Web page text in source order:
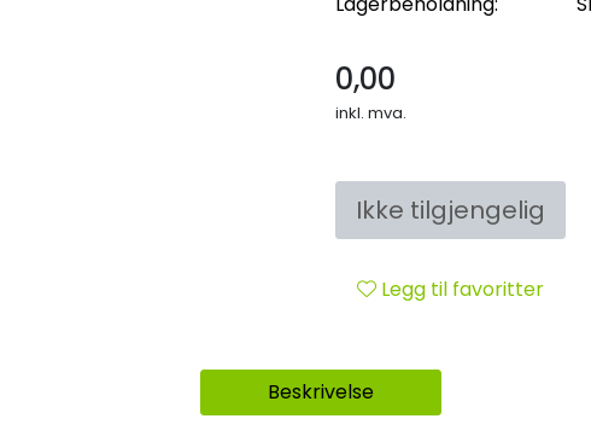
0,00
inkl. mva.
Ikke tilgjengelig
Legg til favoritter
Beskrivelse